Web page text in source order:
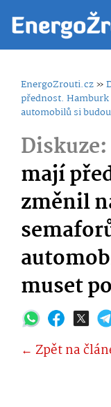
EnergoZrouti.cz»
přednost.
automobilů si
Diskuze:
mají
změnil
muset
← Zpět na